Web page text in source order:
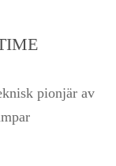
pionjär av